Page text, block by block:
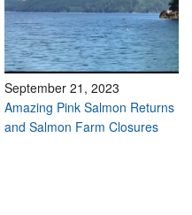
September 21, 2023
Amazing Pink Salmon Returns
and Salmon Farm Closures